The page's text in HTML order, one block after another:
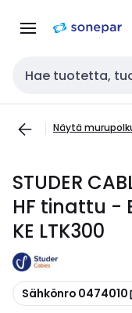
navigointiinsisältöön
Haku
Näytä
STUDER
HF tinattu -
KE LTK300
Kopioi
Sähkönro 0474010